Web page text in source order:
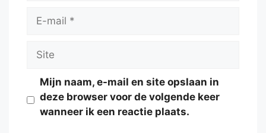
Site
Mijn naam, e-mail en site opslaan in
deze browser voor de volgende keer
wanneer ik een reactie plaats.